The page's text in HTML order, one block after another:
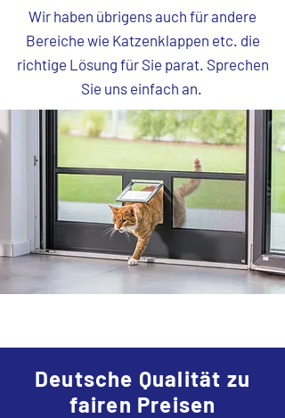
Wir haben übrigens auch für andere
Bereiche wie Katzenklappen etc. die
richtige Lösung für Sie parat. Sprechen
Sie uns einfach an.
Deutsche Qualität zu
fairen Preisen